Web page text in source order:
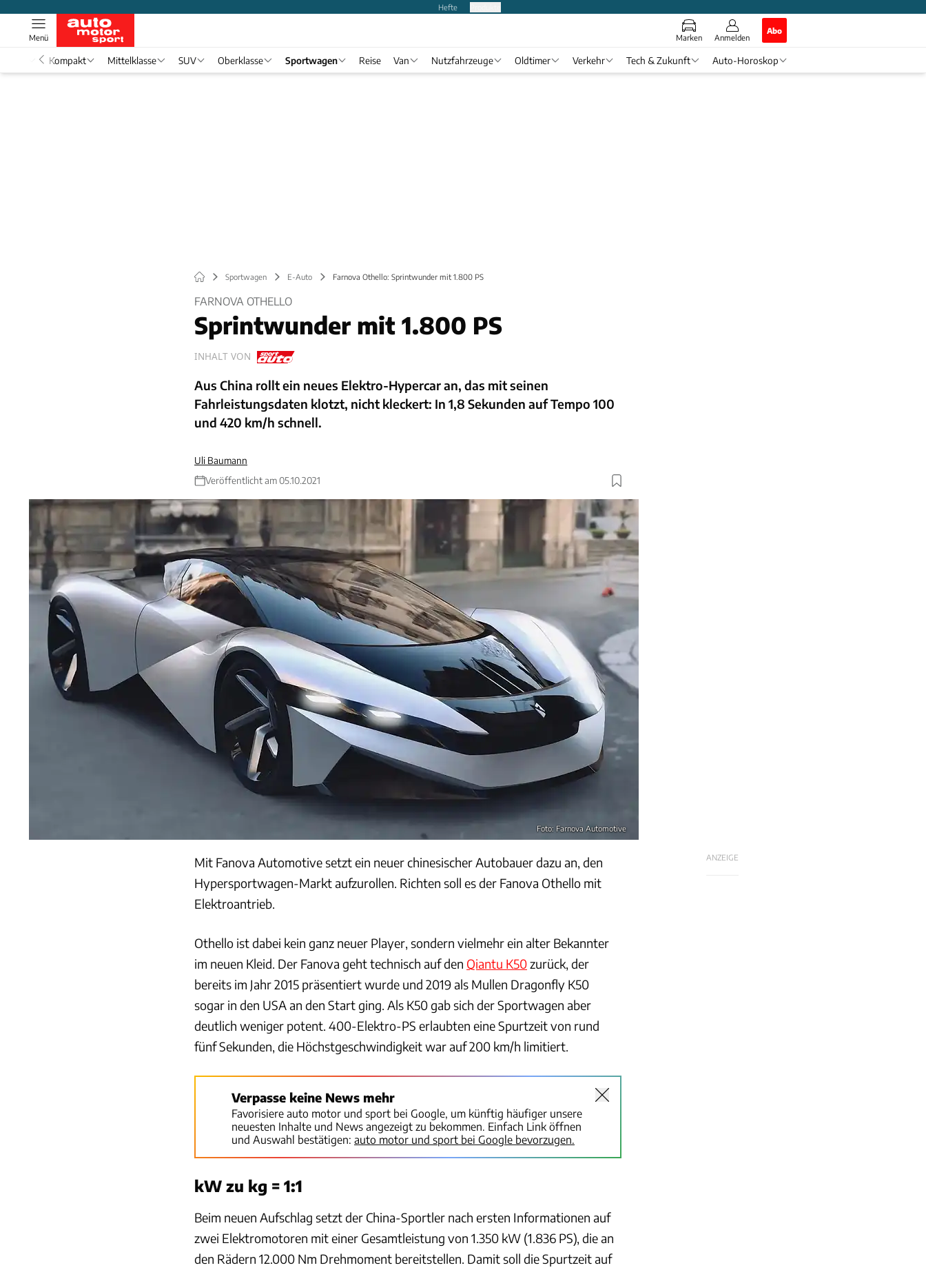
Hefte
Marken Anmelden
Abo
Menü
Kompakt Mittelklasse SUV Oberklasse Sportwagen Reise Van Nutzfahrzeuge Oldtimer Verkehr Tech & Zukunft Auto-Horoskop
Sportwagen E-Auto Farnova Othello: Sprintwunder mit 1.800 PS
FARNOVA OTHELLO
Sprintwunder mit 1.800 PS
INHALT VON
Aus China rollt ein neues Elektro-Hypercar an, das mit seinen
Fahrleistungsdaten klotzt, nicht kleckert: In 1,8 Sekunden auf Tempo 100
und 420 km/h schnell.
Uli Baumann
Veröffentlicht am 05.10.2021
Foto: Farnova Automotive
ANZEIGE
Mit Fanova Automotive setzt ein neuer chinesischer Autobauer dazu an, den
Hypersportwagen-Markt aufzurollen. Richten soll es der Fanova Othello mit
Elektroantrieb.
Othello ist dabei kein ganz neuer Player, sondern vielmehr ein alter Bekannter
im neuen Kleid. Der Fanova geht technisch auf den Qiantu K50zurück, der
bereits im Jahr 2015 präsentiert wurde und 2019 als Mullen Dragonfly K50
sogar in den USA an den Start ging. Als K50 gab sich der Sportwagen aber
deutlich weniger potent. 400-Elektro-PS erlaubten eine Spurtzeit von rund
fünf Sekunden, die Höchstgeschwindigkeit war auf 200 km/h limitiert.
Verpasse keine News mehr
Favorisiere auto motor und sport bei Google, um künftig häufiger unsere
neuesten Inhalte und News angezeigt zu bekommen. Einfach Link öffnen
und Auswahl bestätigen: auto motor und sport bei Google bevorzugen.
kW zu kg = 1:1
Beim neuen Aufschlag setzt der China-Sportler nach ersten Informationen auf
zwei Elektromotoren mit einer Gesamtleistung von 1.350 kW (1.836 PS), die an
den Rädern 12.000 Nm Drehmoment bereitstellen. Damit soll die Spurtzeit auf